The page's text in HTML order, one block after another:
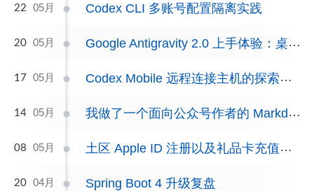
22 05月 Codex CLI 多账号配置隔离实践
20 05月 Google Antigravity 2.0 上手体验：桌面版与 CLI，进一步向 Agent-First 推进
17 05月 Codex Mobile 远程连接主机的探索与实操
14 05月 我做了一个面向公众号作者的 Markdown 排版工具（可长期免费使用）
08 05月 土区 Apple ID 注册以及礼品卡充值详细教程
20 04月 Spring Boot 4 升级复盘